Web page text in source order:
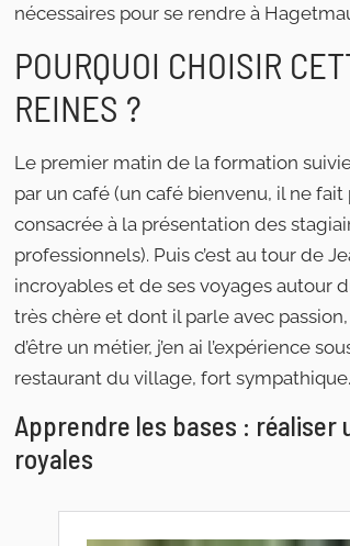
nécessaires pour se rendre à
POURQUOI CHOISIR
REINES ?
Le premier matin de la formation
par un café (un café bienvenu, il ne
consacrée à la présentation des
professionnels). Puis c’est au tour de
incroyables et de ses voyages autour
très chère et dont il parle avec
d’être un métier, j’en ai l’expérience
restaurant du village, fort sympathique.
Apprendre les bases :
royales